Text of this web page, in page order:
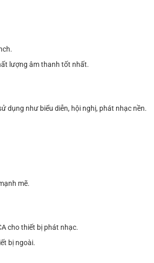
lượng âm thanh tốt nhất.
dụng như biểu diễn, hội nghị, phát nhạc nền.
mẽ.
cho thiết bị phát nhạc.
bị ngoài.